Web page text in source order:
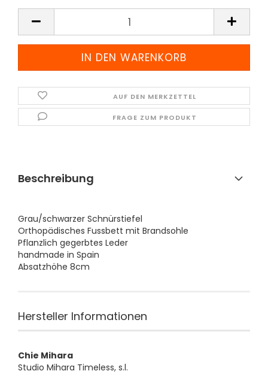
AUF DEN MERKZETTEL
FRAGE ZUM PRODUKT
Beschreibung
Grau/schwarzer Schnürstiefel
Orthopädisches Fussbett mit Brandsohle
Pflanzlich gegerbtes Leder
handmade in Spain
​Absatzhöhe 8cm
Hersteller Informationen
Chie Mihara
Studio Mihara Timeless, s.l.